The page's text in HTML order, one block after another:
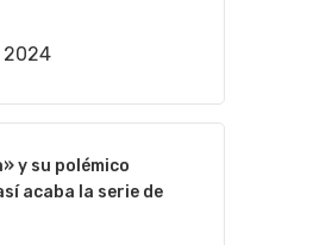
2024
y su polémico
acaba la serie de